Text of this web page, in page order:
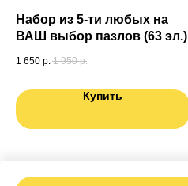
Набор из 5-ти любых на
ВАШ выбор пазлов (63 эл.)
1 650 р. 1 950 р.
Купить